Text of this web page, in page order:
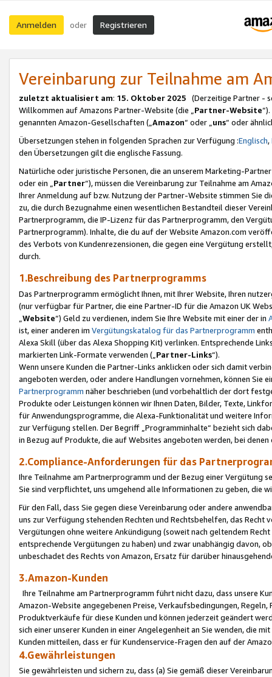
Anmelden oder Registrieren
Vereinbarung zur Teilnahme am
zuletzt aktualisiert am: 15. Oktober 2025 (Derzeitige Partner -
Willkommen auf Amazons Partner-Website (die „Partner-Website
genannten Amazon-Gesellschaften („Amazon“ oder „uns“ oder
Übersetzungen stehen in folgenden Sprachen zur Verfügung :Englisch,
den Übersetzungen gilt die englische Fassung.
Natürliche oder juristische Personen, die an unserem Marketing-
oder ein „Partner“), müssen die Vereinbarung zur Teilnahme am
Ihrer Anmeldung auf bzw. Nutzung der Partner-Website stimmen Sie
zu, die durch Bezugnahme einen wesentlichen Bestandteil dieser
Partnerprogramm, die IP-Lizenz für das Partnerprogramm, den
Partnerprogramm). Inhalte, die du auf der Website Amazon.com
des Verbots von Kundenrezensionen, die gegen eine Vergütung
durch.
1.Beschreibung des Partnerprogramms
Das Partnerprogramm ermöglicht Ihnen, mit Ihrer Website, Ihren
(nur verfügbar für Partner, die eine Partner-ID für die Amazon UK
Website“) Geld zu verdienen, indem Sie Ihre Website mit einer der in
ist, einer anderen im Vergütungskatalog für das Partnerprogramm
Alexa Skill (über das Alexa Shopping Kit) verlinken. Entsprechende
markierten Link-Formate verwenden („ Partner-Links“).
Wenn unsere Kunden die Partner-Links anklicken oder sich damit
angeboten werden, oder andere Handlungen vornehmen, können Sie
Partnerprogramm näher beschrieben (und vorbehaltlich der dort
Produkte oder Leistungen können wir Ihnen Daten, Bilder, Texte,
für Anwendungsprogramme, die Alexa-Funktionalität und weitere
zur Verfügung stellen. Der Begriff „Programminhalte“ bezieht sich
in Bezug auf Produkte, die auf Websites angeboten werden, bei
2.Compliance-Anforderungen für das
Ihre Teilnahme am Partnerprogramm und der Bezug einer Vergütung
Sie sind verpflichtet, uns umgehend alle Informationen zu geben, die
Für den Fall, dass Sie gegen diese Vereinbarung oder andere
uns zur Verfügung stehenden Rechten und Rechtsbehelfen, das
Vergütungen ohne weitere Ankündigung (soweit nach geltendem
entsprechende Vergütungen zu haben) und zwar unabhängig davon,
unbeschadet des Rechts von Amazon, Ersatz für darüber
3.Amazon-Kunden
Ihre Teilnahme am Partnerprogramm führt nicht dazu, dass unsere
Amazon-Website angegebenen Preise, Verkaufsbedingungen,
Produktverkäufe für diese Kunden und können jederzeit geändert
sich einer unserer Kunden in einer Angelegenheit an Sie wenden, die
Kunden mitteilen, dass er für Kundenservice-Fragen den auf der
4.Gewährleistungen
Sie gewährleisten und sichern zu, dass (a) Sie gemäß dieser